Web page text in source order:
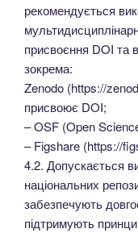
рекомендується
присвоєння DOI та
зокрема:
Zenodo (https://
присвоює DOI;
– OSF (Open
– Figshare (https://
4.2. Допускається
національних
забезпечують
підтримують